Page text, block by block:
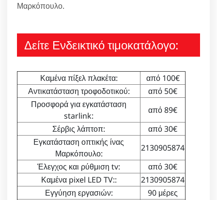
Μαρκόπουλο.
Δείτε Ενδεικτικό τιμοκατάλογο:
Καμένα πίξελ πλακέτα:
από 100€
Αντικατάσταση τροφοδοτικού:
από 50€
Προσφορά για εγκατάσταση
starlink:
από 89€
Σέρβις λάπτοπ:
από 30€
Εγκατάσταση οπτικής ίνας
Μαρκόπουλο:
2130905874
Έλεγχος και ρύθμιση tv:
από 30€
Καμένα pixel LED TV::
2130905874
Εγγύηση εργασιών:
90 μέρες